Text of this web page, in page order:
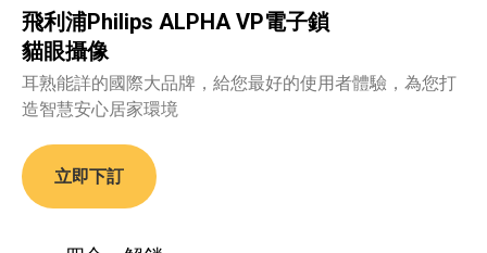
飛利浦Philips ALPHA VP電子鎖
貓眼攝像
耳熟能詳的國際大品牌，給您最好的使用者體驗，為您打
造智慧安心居家環境
立即下訂